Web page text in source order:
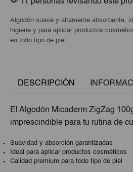
Algodón suave y altamente absorbente,
higiene y para aplicar productos
en todo tipo de piel.
DESCRIPCIÓN
El Algodón Micaderm ZigZag
imprescindible para tu rutina de
Suavidad y absorción garantizadas
Ideal para aplicar productos cosméticos
Calidad premium para todo tipo de piel